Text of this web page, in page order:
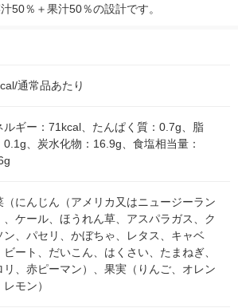
50％＋果汁50％の設計です。
通常品あたり
ルギー：71kcal、たんぱく質：0.7g、脂
0.1g、炭水化物：16.9g、食塩相当量：
（にんじん（アメリカ又はニュージーラン
、ケール、ほうれん草、アスパラガス、ク
ン、パセリ、かぼちゃ、レタス、キャベ
ビート、だいこん、はくさい、たまねぎ、
リ、赤ピーマン）、果実（りんご、オレン
レモン）